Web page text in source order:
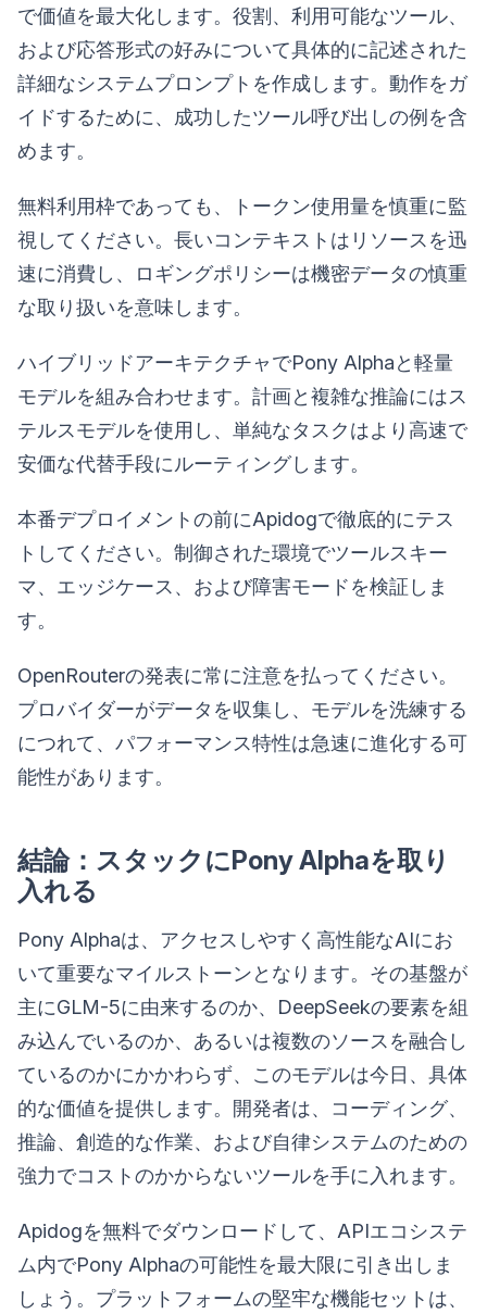
で価値を最大化します。役割、利用可能なツール、
および応答形式の好みについて具体的に記述された
詳細なシステムプロンプトを作成します。動作をガ
イドするために、成功したツール呼び出しの例を含
めます。
無料利用枠であっても、トークン使用量を慎重に監
視してください。長いコンテキストはリソースを迅
速に消費し、ロギングポリシーは機密データの慎重
な取り扱いを意味します。
ハイブリッドアーキテクチャでPony Alphaと軽量
モデルを組み合わせます。計画と複雑な推論にはス
テルスモデルを使用し、単純なタスクはより高速で
安価な代替手段にルーティングします。
本番デプロイメントの前にApidogで徹底的にテス
トしてください。制御された環境でツールスキー
マ、エッジケース、および障害モードを検証しま
す。
OpenRouterの発表に常に注意を払ってください。
プロバイダーがデータを収集し、モデルを洗練する
につれて、パフォーマンス特性は急速に進化する可
能性があります。
結論：スタックにPony Alphaを取り
入れる
Pony Alphaは、アクセスしやすく高性能なAIにお
いて重要なマイルストーンとなります。その基盤が
主にGLM-5に由来するのか、DeepSeekの要素を組
み込んでいるのか、あるいは複数のソースを融合し
ているのかにかかわらず、このモデルは今日、具体
的な価値を提供します。開発者は、コーディング、
推論、創造的な作業、および自律システムのための
強力でコストのかからないツールを手に入れます。
Apidogを無料でダウンロードして、APIエコシステ
ム内でPony Alphaの可能性を最大限に引き出しま
しょう。プラットフォームの堅牢な機能セットは、